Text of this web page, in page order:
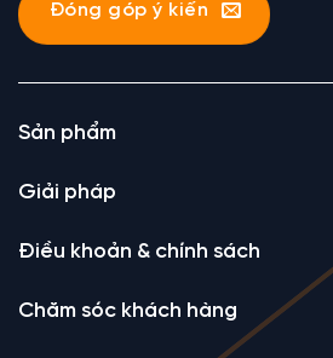
Đóng góp ý kiến
Sản phẩm
Giải pháp
Điều khoản & chính sách
Chăm sóc khách hàng